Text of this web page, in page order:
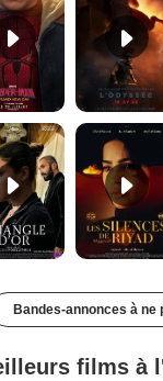
Les Silences de Riyad Bande-annonce VO STFR
Bandes-annonces à ne
films à